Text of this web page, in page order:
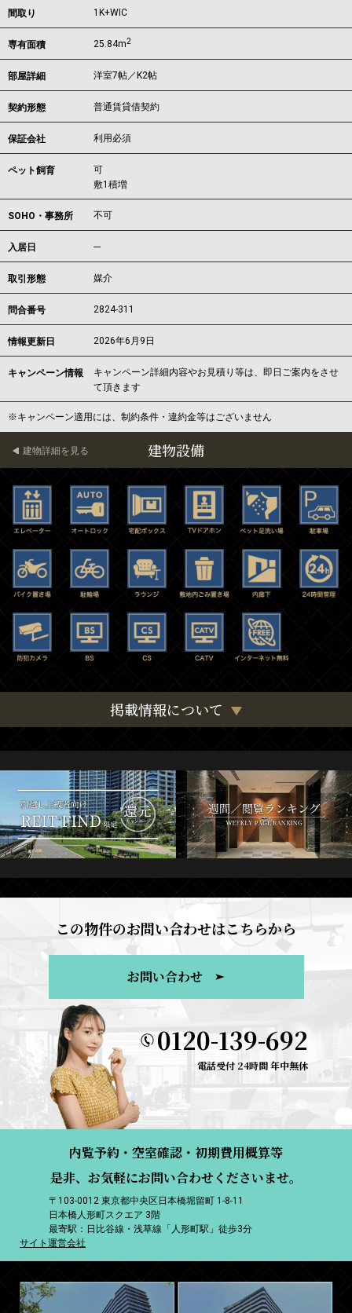
間取り 1K+WIC
専有面積 25.84m2
部屋詳細 洋室7帖／K2帖
契約形態 普通賃貸借契約
保証会社 利用必須
ペット飼育
可
敷1積増
SOHO・事務所 不可
入居日 ---
取引形態 媒介
問合番号 2824-311
情報更新日 2026年6月9日
キャンペーン情報
キャンペーン詳細内容やお見積り等は、即日ご案内をさせ
て頂きます
※キャンペーン適用には、制約条件・違約金等はございません
建物設備
建物詳細を見る
掲載情報について
この物件のお問い合わせはこちらから
お問い合わせ
0120-139-692
電話受付 24時間 年中無休
内覧予約・空室確認・初期費用概算等
是非、お気軽にお問い合わせくださいませ。
〒103-0012 東京都中央区日本橋堀留町 1-8-11
日本橋人形町スクエア 3階
最寄駅：日比谷線・浅草線「人形町駅」徒歩3分
サイト運営会社